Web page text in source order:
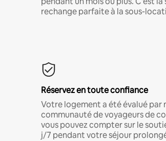
rechange parfaite à la sous-
Réservez en toute confiance
Votre logement a été évalué par
communauté de voyageurs de
vous pouvez compter sur le
j/7 pendant votre séjour